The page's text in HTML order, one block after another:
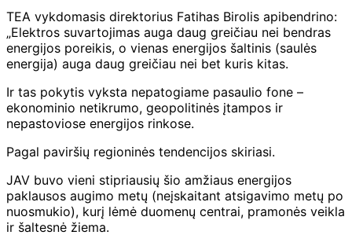
TEA vykdomasis direktorius Fatihas Birolis apibendrino:
„Elektros suvartojimas auga daug greičiau nei bendras
energijos poreikis, o vienas energijos šaltinis (saulės
energija) auga daug greičiau nei bet kuris kitas.
Ir tas pokytis vyksta nepatogiame pasaulio fone –
ekonominio netikrumo, geopolitinės įtampos ir
nepastoviose energijos rinkose.
Pagal paviršių regioninės tendencijos skiriasi.
JAV buvo vieni stipriausių šio amžiaus energijos
paklausos augimo metų (neįskaitant atsigavimo metų po
nuosmukio), kurį lėmė duomenų centrai, pramonės veikla
ir šaltesnė žiema.